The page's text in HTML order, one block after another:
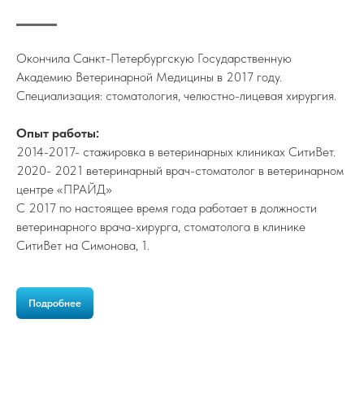
Окончила Санкт-Петербургскую Государственную
Академию Ветеринарной Медицины в 2017 году.
Специализация: стоматология, челюстно-лицевая хирургия.
Опыт работы:
2014-2017- стажировка в ветеринарных клиниках СитиВет.
2020- 2021 ветеринарный врач-стоматолог в ветеринарном
центре «ПРАЙД»
С 2017 по настоящее время года работает в должности
ветеринарного врача-хирурга, стоматолога в клинике
СитиВет на Симонова, 1.
Подробнее